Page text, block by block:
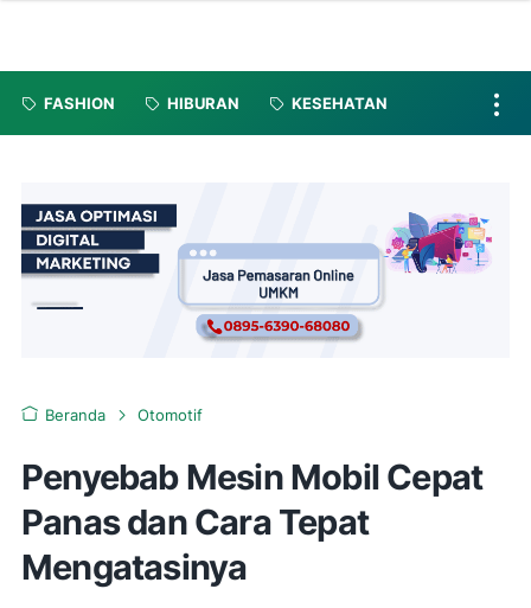
FASHION HIBURAN KESEHATAN
Beranda Otomotif
Penyebab Mesin Mobil Cepat
Panas dan Cara Tepat
Mengatasinya